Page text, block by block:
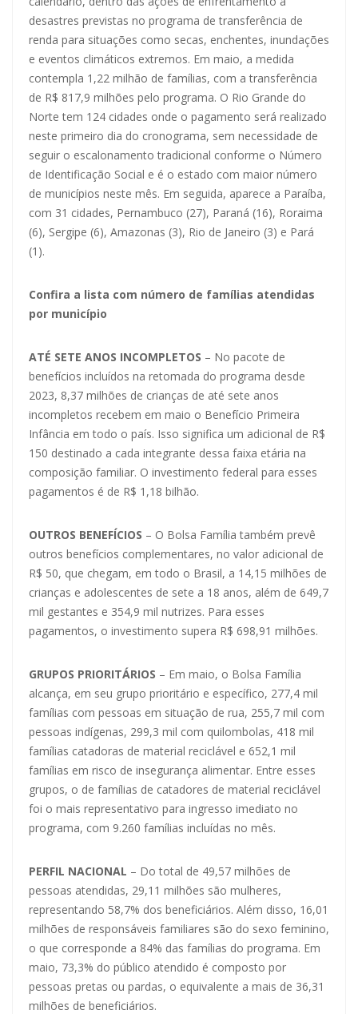
desastres previstas no programa de transferência de
renda para situações como secas, enchentes, inundações
e eventos climáticos extremos. Em maio, a medida
contempla 1,22 milhão de famílias, com a transferência
de R$ 817,9 milhões pelo programa. O Rio Grande do
Norte tem 124 cidades onde o pagamento será realizado
neste primeiro dia do cronograma, sem necessidade de
seguir o escalonamento tradicional conforme o Número
de Identificação Social e é o estado com maior número
de municípios neste mês. Em seguida, aparece a Paraíba,
com 31 cidades, Pernambuco (27), Paraná (16), Roraima
(6), Sergipe (6), Amazonas (3), Rio de Janeiro (3) e Pará
(1).
Confira a lista com número de famílias atendidas
por município
ATÉ SETE ANOS INCOMPLETOS – No pacote de
benefícios incluídos na retomada do programa desde
2023, 8,37 milhões de crianças de até sete anos
incompletos recebem em maio o Benefício Primeira
Infância em todo o país. Isso significa um adicional de R$
150 destinado a cada integrante dessa faixa etária na
composição familiar. O investimento federal para esses
pagamentos é de R$ 1,18 bilhão.
OUTROS BENEFÍCIOS – O Bolsa Família também prevê
outros benefícios complementares, no valor adicional de
R$ 50, que chegam, em todo o Brasil, a 14,15 milhões de
crianças e adolescentes de sete a 18 anos, além de 649,7
mil gestantes e 354,9 mil nutrizes. Para esses
pagamentos, o investimento supera R$ 698,91 milhões.
GRUPOS PRIORITÁRIOS – Em maio, o Bolsa Família
alcança, em seu grupo prioritário e específico, 277,4 mil
famílias com pessoas em situação de rua, 255,7 mil com
pessoas indígenas, 299,3 mil com quilombolas, 418 mil
famílias catadoras de material reciclável e 652,1 mil
famílias em risco de insegurança alimentar. Entre esses
grupos, o de famílias de catadores de material reciclável
foi o mais representativo para ingresso imediato no
programa, com 9.260 famílias incluídas no mês.
PERFIL NACIONAL – Do total de 49,57 milhões de
pessoas atendidas, 29,11 milhões são mulheres,
representando 58,7% dos beneficiários. Além disso, 16,01
milhões de responsáveis familiares são do sexo feminino,
o que corresponde a 84% das famílias do programa. Em
maio, 73,3% do público atendido é composto por
pessoas pretas ou pardas, o equivalente a mais de 36,31
milhões de beneficiários.